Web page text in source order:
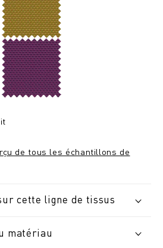
de tous les échantillons de
cette ligne de tissus
matériau